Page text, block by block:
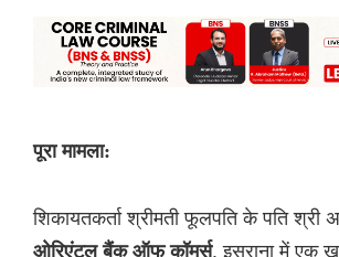
पूरा मामला:
शिकायतकर्ता श्रीमती फूलपति के पति श्री
ओरिएंटल बैंक ऑफ कॉमर्स, इसराना में एक